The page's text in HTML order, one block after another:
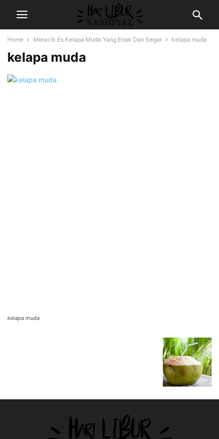
Home Meracik Es Kelapa Muda Yang Enak Dan Segar kelapa muda
kelapa muda
kelapa muda